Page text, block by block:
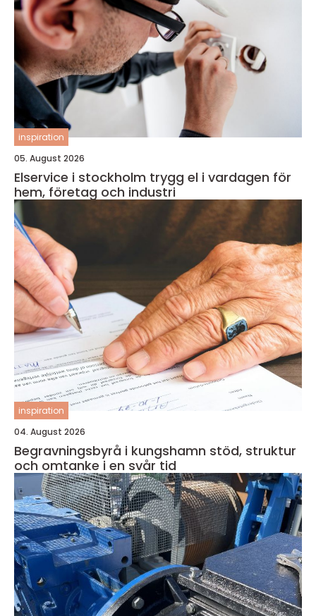
inspiration
05. August 2026
Elservice i stockholm trygg el i vardagen för
hem, företag och industri
inspiration
04. August 2026
Begravningsbyrå i kungshamn stöd, struktur
och omtanke i en svår tid